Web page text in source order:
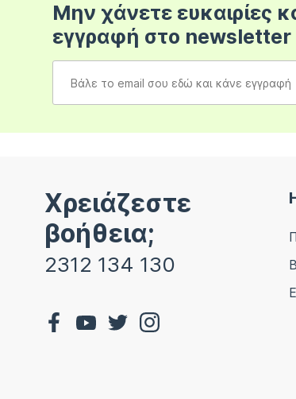
Μην χάνετε ευκαιρίες
εγγραφή στο newsletter
Χρειάζεστε
βοήθεια;
2312 134 130